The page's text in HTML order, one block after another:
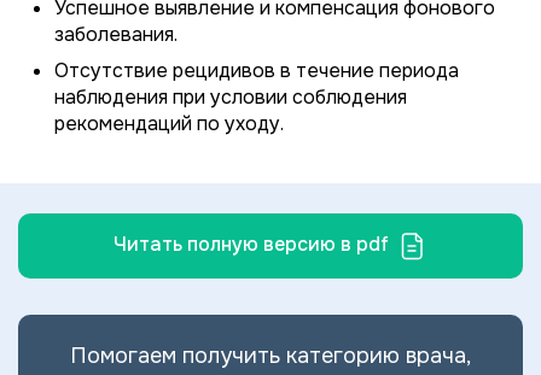
Успешное выявление и компенсация фонового
заболевания.
Отсутствие рецидивов в течение периода
наблюдения при условии соблюдения
рекомендаций по уходу.
Читать полную версию в pdf
Помогаем получить категорию врача,